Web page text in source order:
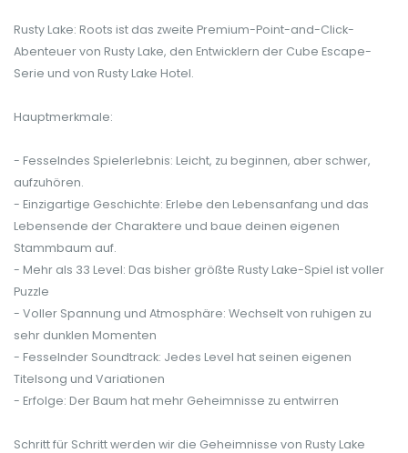
Rusty Lake: Roots ist das zweite Premium-Point-and-Click-
Abenteuer von Rusty Lake, den Entwicklern der Cube Escape-
Serie und von Rusty Lake Hotel.
Hauptmerkmale:
- Fesselndes Spielerlebnis: Leicht, zu beginnen, aber schwer,
aufzuhören.
- Einzigartige Geschichte: Erlebe den Lebensanfang und das
Lebensende der Charaktere und baue deinen eigenen
Stammbaum auf.
- Mehr als 33 Level: Das bisher größte Rusty Lake-Spiel ist voller
Puzzle
- Voller Spannung und Atmosphäre: Wechselt von ruhigen zu
sehr dunklen Momenten
- Fesselnder Soundtrack: Jedes Level hat seinen eigenen
Titelsong und Variationen
- Erfolge: Der Baum hat mehr Geheimnisse zu entwirren
Schritt für Schritt werden wir die Geheimnisse von Rusty Lake